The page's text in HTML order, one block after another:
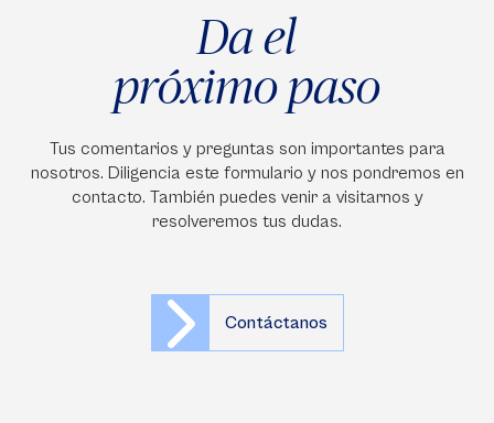
Da el
próximo paso
Tus comentarios y preguntas son importantes para
nosotros. Diligencia este formulario y nos pondremos en
contacto. También puedes venir a visitarnos y
resolveremos tus dudas.
Contáctanos